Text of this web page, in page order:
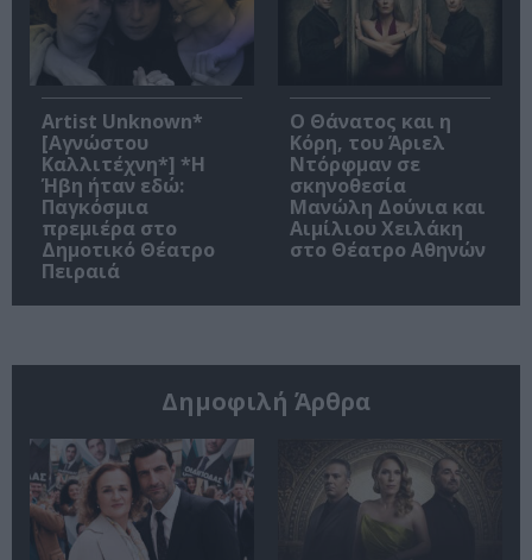
Artist Unknown*
[Αγνώστου
Καλλιτέχνη*] *Η
Ήβη ήταν εδώ:
Παγκόσμια
πρεμιέρα στο
Δημοτικό Θέατρο
Πειραιά
Ο Θάνατος και η
Κόρη, του Άριελ
Ντόρφμαν σε
σκηνοθεσία
Μανώλη Δούνια και
Αιμίλιου Χειλάκη
στο Θέατρο Αθηνών
Δημοφιλή Άρθρα